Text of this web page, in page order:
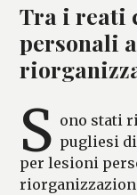
Tra i reati
personali
S ono stati
pugliesi di
per lesioni